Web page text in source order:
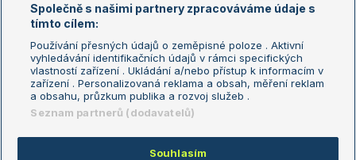
LS Prague Open
Podmínky užití
Nastavení soukromí
GDPR a žurnalistika
Reklama
Kontakt
Informace o zpracování osobních
údajů
Společně s našimi partnery zpracováváme údaje s
tímto cílem:
Používání přesných údajů o zeměpisné poloze . Aktivní
vyhledávání identifikačních údajů v rámci specifických
vlastností zařízení . Ukládání a/nebo přístup k informacím v
zařízení . Personalizovaná reklama a obsah, měření reklam
a obsahu, průzkum publika a rozvoj služeb .
Seznam partnerů (dodavatelů)
Souhlasím